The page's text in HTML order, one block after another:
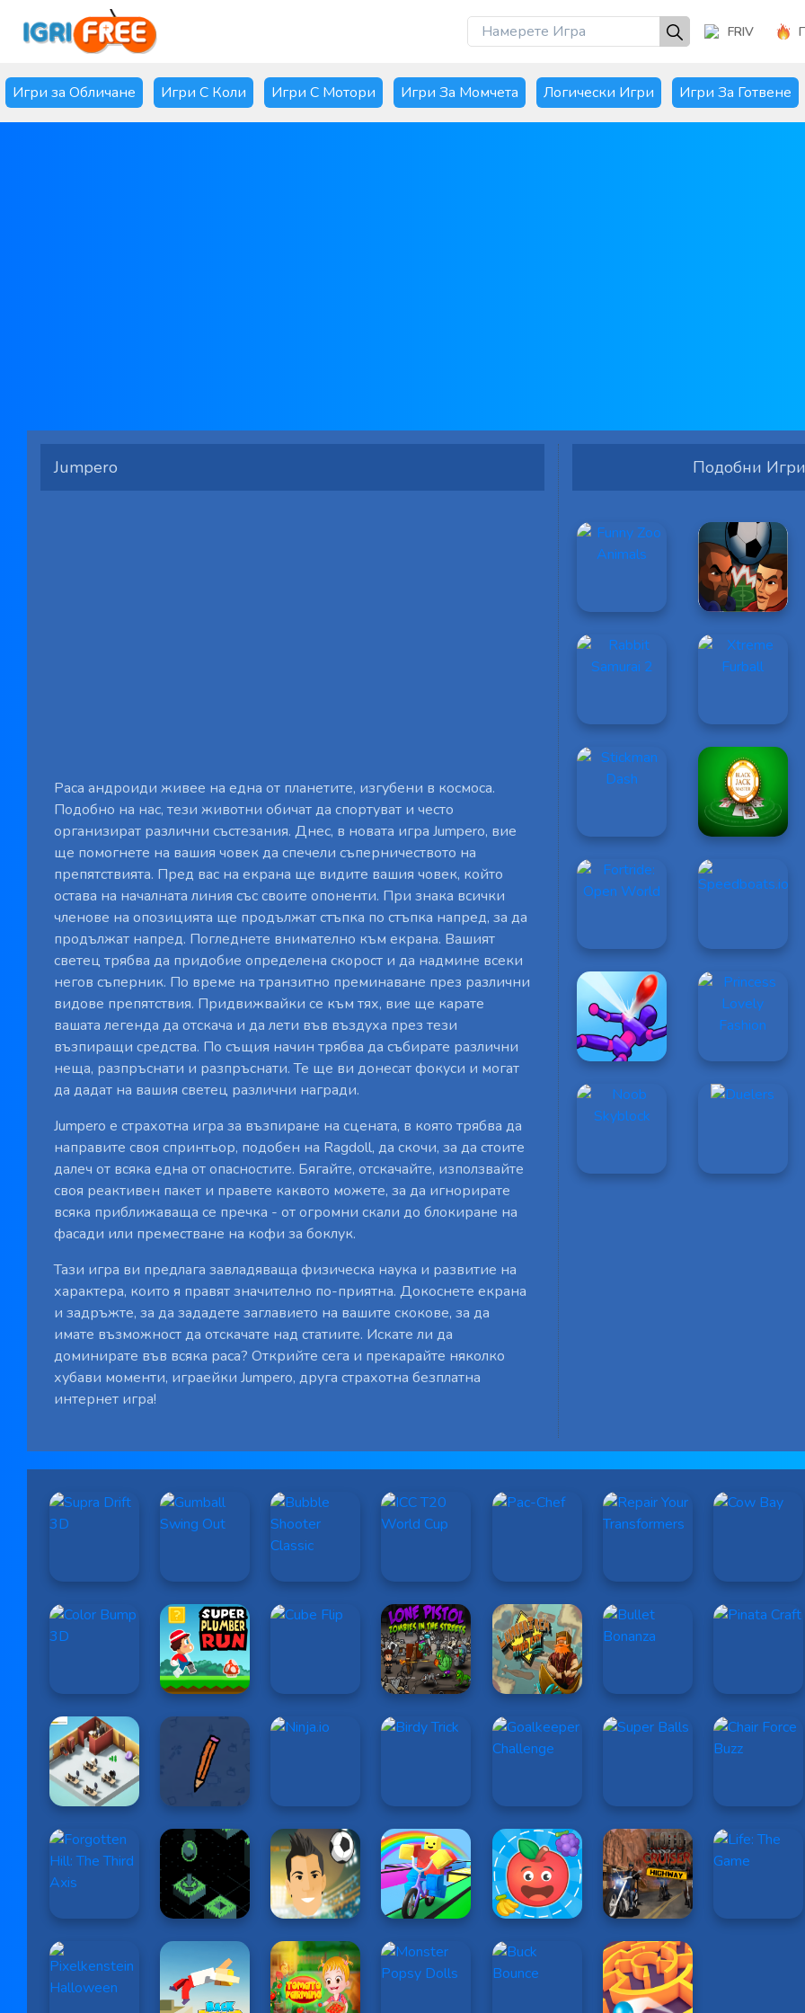
FRIV
Игри за Обличане Игри С Коли Игри С Мотори Игри За Момчета Логически Игри Игри За Готвене
Jumpero
Раса андроиди живее на една от планетите, изгубени в космоса.
Подобно на нас, тези животни обичат да спортуват и често
организират различни състезания. Днес, в новата игра Jumpero, вие
ще помогнете на вашия човек да спечели съперничеството на
препятствията. Пред вас на екрана ще видите вашия човек, който
остава на началната линия със своите опоненти. При знака всички
членове на опозицията ще продължат стъпка по стъпка напред, за да
продължат напред. Погледнете внимателно към екрана. Вашият
светец трябва да придобие определена скорост и да надмине всеки
негов съперник. По време на транзитно преминаване през различни
видове препятствия. Придвижвайки се към тях, вие ще карате
вашата легенда да отскача и да лети във въздуха през тези
възпиращи средства. По същия начин трябва да събирате различни
неща, разпръснати и разпръснати. Те ще ви донесат фокуси и могат
да дадат на вашия светец различни награди.
Jumpero е страхотна игра за възпиране на сцената, в която трябва да
направите своя спринтьор, подобен на Ragdoll, да скочи, за да стоите
далеч от всяка една от опасностите. Бягайте, отскачайте, използвайте
своя реактивен пакет и правете каквото можете, за да игнорирате
всяка приближаваща се пречка - от огромни скали до блокиране на
фасади или преместване на кофи за боклук.
Тази игра ви предлага завладяваща физическа наука и развитие на
характера, които я правят значително по-приятна. Докоснете екрана
и задръжте, за да зададете заглавието на вашите скокове, за да
имате възможност да отскачате над статиите. Искате ли да
доминирате във всяка раса? Открийте сега и прекарайте няколко
хубави моменти, играейки Jumpero, друга страхотна безплатна
интернет игра!
Подобни Игри